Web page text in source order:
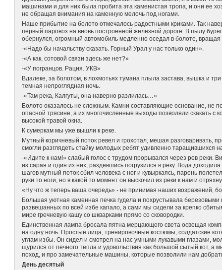
машинами и для них была пробита эта каменистая тропа, и они ее
не обращая внимания на каменную мелочь под ногами.
Наше прибытие на болото отмечалось радостными криками. Так
первый паровоз на вновь построенной железной дороге. В пылу
обернулся, огромный автомобиль медленно оседал в болоте,
-«Надо бы начальству сказать. Горный Урал у нас только один».
-«А как, сотовой связи здесь же нет?»
-«У погранцов. Рация. УКВ»
Вдалеке, за болотом, в лохмотьях тумана плыла застава, вышка и
темная непроглядная ночь.
-«Там река, Калгуты, она наверно разлилась…»
Болото оказалось не сложным. Камни составляющие основание, не
опасной трясине, а их многочисленные выходы позволяли скакать с
высокой травой окна.
К сумеркам мы уже вышли к реке.
Мутный коричневый поток ревел и грохотал, мешая разговаривать,
смогли разглядеть стайку молодых ребят удивленно таращившихся
-«Идите к нам!» слабый голос с трудом прорывался через рев реки.
из сарая и один из них, раздевшись погрузился в реку. Вода
шагов мутный поток сбил человека с ног и кувыркаясь, парень
руки то ноги, но в какой то момент он выскочил из реки к нам и
«Ну что ж теперь ваша очередь» - не принимая наших возражений,
Большая уютная каменная печка гудела и похрустывала
развешанных по всей избе капало, а сами мы сидели за крепко
мире гречневую кашу со шкварками прямо со сковородки.
Единственная лампа бросала пятна мерцающего света освещая
на одну ночь. Простые лица, тренировочные костюмы, солдатские
углам избы. Он сидел и смотрел на нас умными лукавыми глазами,
щурился от печного тепла и удовольствия как большой сытый кот, а
поход, и про замечательные машины, которые позволили нам
День десятый